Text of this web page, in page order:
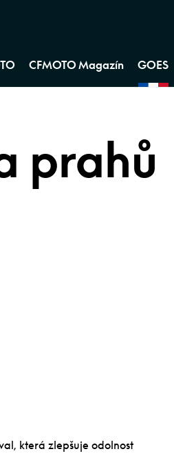
CFMOTO Magazín GOES
prahů
která zlepšuje odolnost